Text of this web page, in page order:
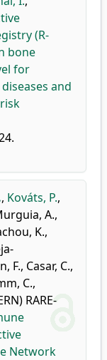
(R-
bone
for
and
, Kováts, P.,
A.,
K.,
F., Casar, C.,
C.,
RARE-
Network